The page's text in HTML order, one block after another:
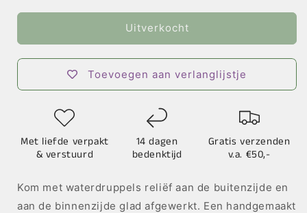
voor
Archiving
Water
voor
Archiving
Water
Ware
Uitverkocht
Toevoegen aan verlanglijstje
Met liefde verpakt
& verstuurd
14 dagen
bedenktijd
Gratis verzenden
v.a. €50,-
Kom met waterdruppels reliëf aan de buitenzijde en
aan de binnenzijde glad afgewerkt. Een handgemaakt